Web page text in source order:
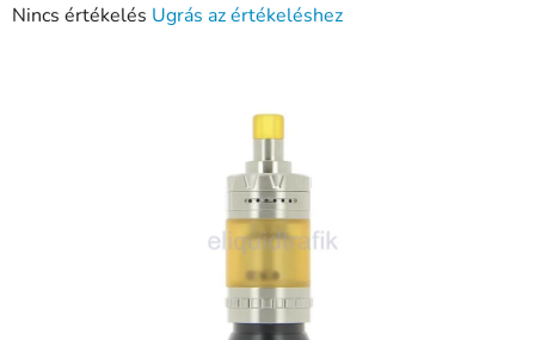
A
Nincs értékelés Ugrás az értékeléshez